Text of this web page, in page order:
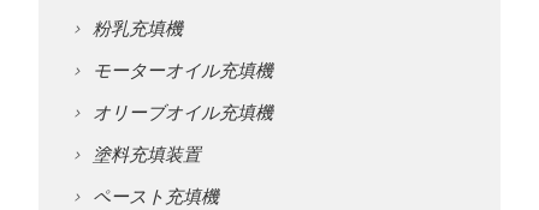
粉乳充填機
モーターオイル充填機
オリーブオイル充填機
塗料充填装置
ペースト充填機